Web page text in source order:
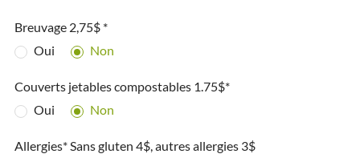
Breuvage 2,75$ *
Oui
Non
Couverts jetables compostables 1.75$*
Oui
Non
Allergies* Sans gluten 4$, autres allergies 3$